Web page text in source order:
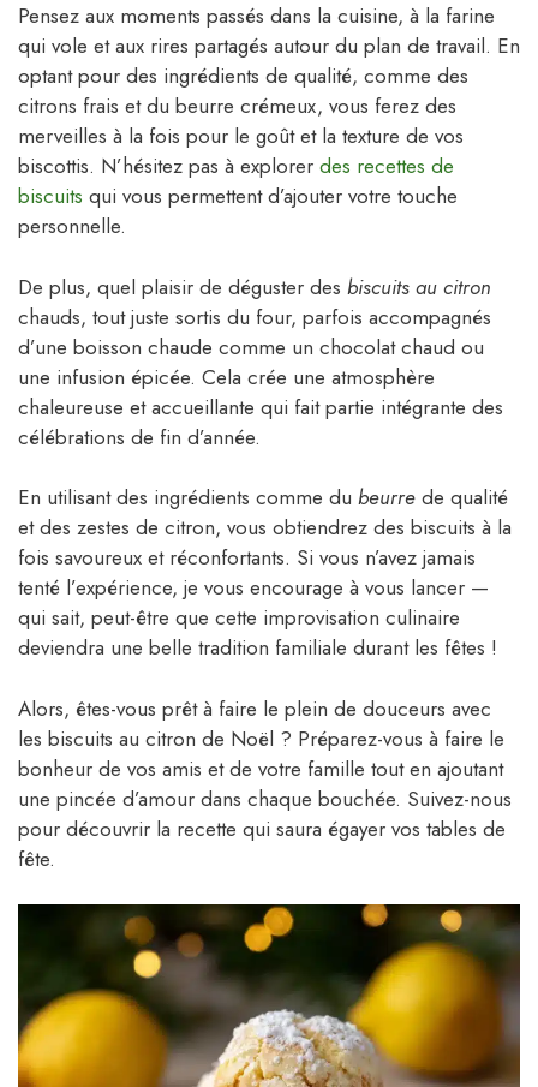
Pensez aux moments passés dans la cuisine, à la farine
qui vole et aux rires partagés autour du plan de travail. En
optant pour des ingrédients de qualité, comme des
citrons frais et du beurre crémeux, vous ferez des
merveilles à la fois pour le goût et la texture de vos
biscottis. N’hésitez pas à explorer des recettes de
biscuits qui vous permettent d’ajouter votre touche
personnelle.
De plus, quel plaisir de déguster des biscuits au citron
chauds, tout juste sortis du four, parfois accompagnés
d’une boisson chaude comme un chocolat chaud ou
une infusion épicée. Cela crée une atmosphère
chaleureuse et accueillante qui fait partie intégrante des
célébrations de fin d’année.
En utilisant des ingrédients comme du beurre de qualité
et des zestes de citron, vous obtiendrez des biscuits à la
fois savoureux et réconfortants. Si vous n’avez jamais
tenté l’expérience, je vous encourage à vous lancer —
qui sait, peut-être que cette improvisation culinaire
deviendra une belle tradition familiale durant les fêtes !
Alors, êtes-vous prêt à faire le plein de douceurs avec
les biscuits au citron de Noël ? Préparez-vous à faire le
bonheur de vos amis et de votre famille tout en ajoutant
une pincée d’amour dans chaque bouchée. Suivez-nous
pour découvrir la recette qui saura égayer vos tables de
fête.